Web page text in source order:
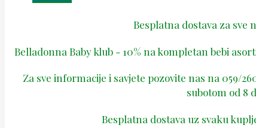
Besplatna dostava za sve
Belladonna Baby klub - 10% na kompletan bebi
Za sve informacije i savjete pozovite nas na 059/
subotom od 8
Besplatna dostava uz svaku